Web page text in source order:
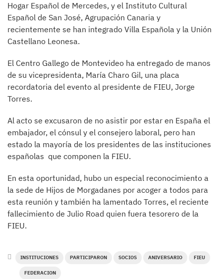
Hogar Español de Mercedes, y el Instituto Cultural
Español de San José, Agrupación Canaria y
recientemente se han integrado Villa Española y la Unión
Castellano Leonesa.
El Centro Gallego de Montevideo ha entregado de manos
de su vicepresidenta, María Charo Gil, una placa
recordatoria del evento al presidente de FIEU, Jorge
Torres.
Al acto se excusaron de no asistir por estar en España el
embajador, el cónsul y el consejero laboral, pero han
estado la mayoría de los presidentes de las instituciones
españolas que componen la FIEU.
En esta oportunidad, hubo un especial reconocimiento a
la sede de Hijos de Morgadanes por acoger a todos para
esta reunión y también ha lamentado Torres, el reciente
fallecimiento de Julio Road quien fuera tesorero de la
FIEU.
INSTITUCIONES PARTICIPARON SOCIOS ANIVERSARIO FIEU
FEDERACION